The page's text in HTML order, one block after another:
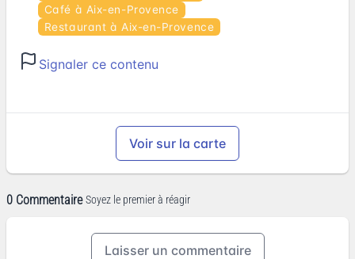
Café à Aix-en-Provence
Restaurant à Aix-en-Provence
Signaler ce contenu
Voir sur la carte
0 Commentaire Soyez le premier à réagir
Laisser un commentaire